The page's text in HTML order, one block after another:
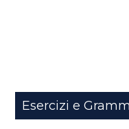
Esercizi e